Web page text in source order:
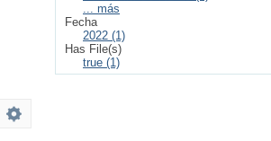
... más
Fecha
2022 (1)
Has File(s)
true (1)